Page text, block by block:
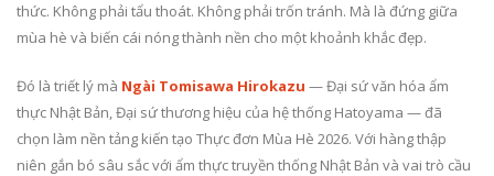
thức. Không phải tẩu thoát. Không phải trốn tránh. Mà là đứng giữa
mùa hè và biến cái nóng thành nền cho một khoảnh khắc đẹp.
Đó là triết lý mà Ngài Tomisawa Hirokazu — Đại sứ văn hóa ẩm
thực Nhật Bản, Đại sứ thương hiệu của hệ thống Hatoyama — đã
chọn làm nền tảng kiến tạo Thực đơn Mùa Hè 2026. Với hàng thập
niên gắn bó sâu sắc với ẩm thực truyền thống Nhật Bản và vai trò cầu